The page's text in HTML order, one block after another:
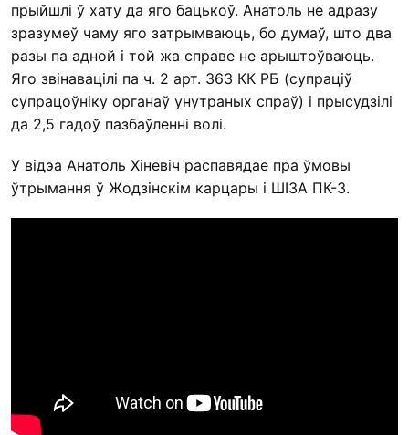
прыйшлі ў хату да яго бацькоў. Анатоль не адразу
зразумеў чаму яго затрымваюць, бо думаў, што два
разы па адной і той жа справе не арыштоўваюць.
Яго звінавацілі па ч. 2 арт. 363 КК РБ (супраціў
супрацоўніку органаў унутраных спраў) і прысудзілі
да 2,5 гадоў пазбаўленні волі.
У відэа Анатоль Хіневіч распавядае пра ўмовы
ўтрымання ў Жодзінскім карцары і ШІЗА ПК-3.